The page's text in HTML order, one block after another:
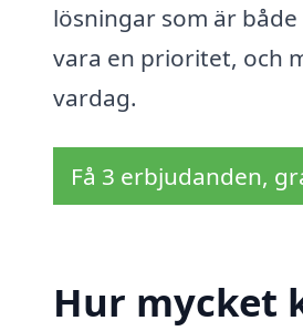
lösningar som är
vara en prioritet, och
vardag.
Få 3 erbjudanden,
Hur mycket